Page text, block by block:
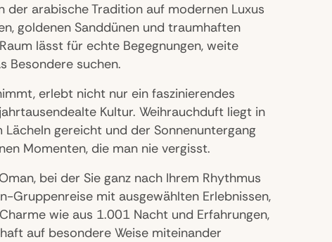
der arabische Tradition auf modernen Luxus
goldenen Sanddünen und traumhaften
lässt für echte Begegnungen, weite
Besondere suchen.
erlebt nicht nur ein faszinierendes
Kultur. Weihrauchduft liegt in
gereicht und der Sonnenuntergang
Momenten, die man nie vergisst.
bei der Sie ganz nach Ihrem Rhythmus
Gruppenreise mit ausgewählten Erlebnissen,
wie aus 1.001 Nacht und Erfahrungen,
auf besondere Weise miteinander